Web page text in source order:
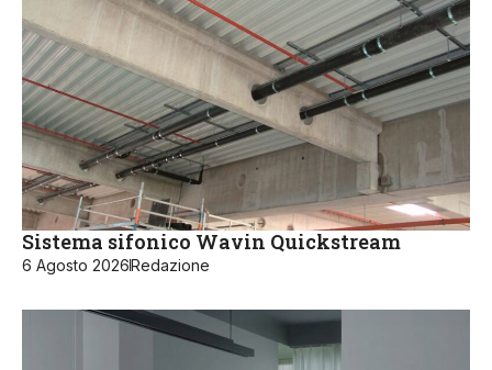
Sistema sifonico Wavin Quickstream
6 Agosto 2026Redazione